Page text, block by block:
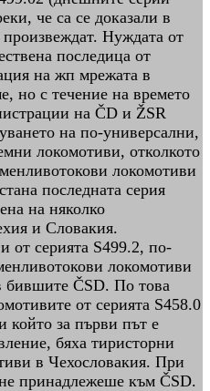
че са се доказали в
произвеждат. Нуждата от
последица от
на жп мрежата в
но с течение на времето
на ČD и ŽSR
на по-универсални,
локомотиви, отколкото
локомотиви
последната серия
на няколко
и Словакия.
от серията S499.2, по-
локомотиви
бившите ČSD. По това
от серията S458.0
който за първи път е
бяха тиристорни
в Чехословакия. При
принадлежеше към ČSD.